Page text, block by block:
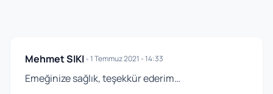
Mehmet SIKI•1 Temmuz 2021 - 14:33
Emeğinize sağlık, teşekkür ederim…